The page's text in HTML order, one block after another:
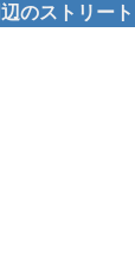
のストリー